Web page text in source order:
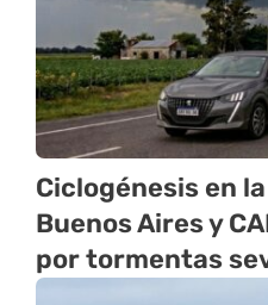
Ciclogénesis en
Buenos Aires y
por tormentas